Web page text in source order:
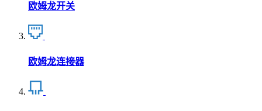
欧姆龙开关
欧姆龙连接器